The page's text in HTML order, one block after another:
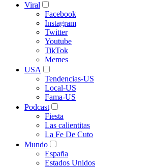
Viral
Facebook
Instagram
Twitter
Youtube
TikTok
Memes
USA
Tendencias-US
Local-US
Fama-US
Podcast
Fiesta
Las calientitas
La Fe De Cuto
Mundo
España
Estados Unidos